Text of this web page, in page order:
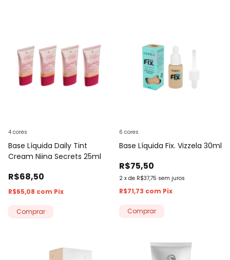
Base Líquida Daily Tint
Cream Niina Secrets 25ml
R$68,50
R$65,08 com Pix
4 cores
Comprar
Base Líquida Fix. Vizzela 30ml
R$75,50
2 x de R$37,75 sem juros
R$71,73 com Pix
6 cores
Comprar